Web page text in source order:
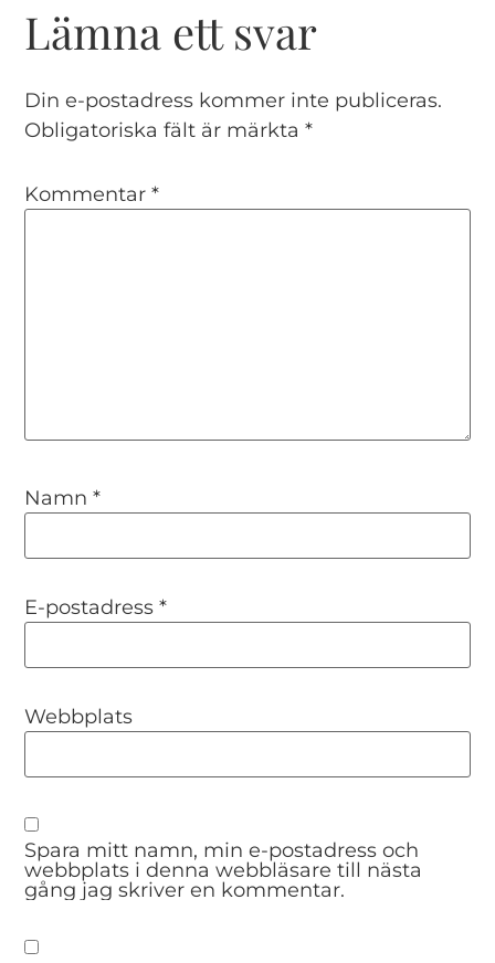
Lämna ett svar
Din e-postadress kommer inte publiceras.
Obligatoriska fält är märkta*
Kommentar*
Namn*
E-postadress*
Webbplats
Spara mitt namn, min e-postadress och
webbplats i denna webbläsare till nästa
gång jag skriver en kommentar.